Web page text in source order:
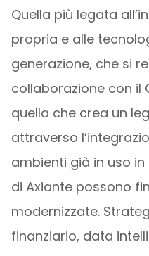
Quella più legata
propria e alle
generazione, che si
collaborazione con il
quella che crea un
attraverso
ambienti già in uso in
di Axiante possono
modernizzate.
finanziario, data